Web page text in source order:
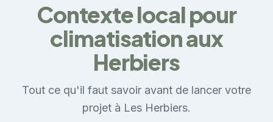
Contexte local pour
climatisation aux
Herbiers
Tout ce qu'il faut savoir avant de lancer votre
projet à Les Herbiers.